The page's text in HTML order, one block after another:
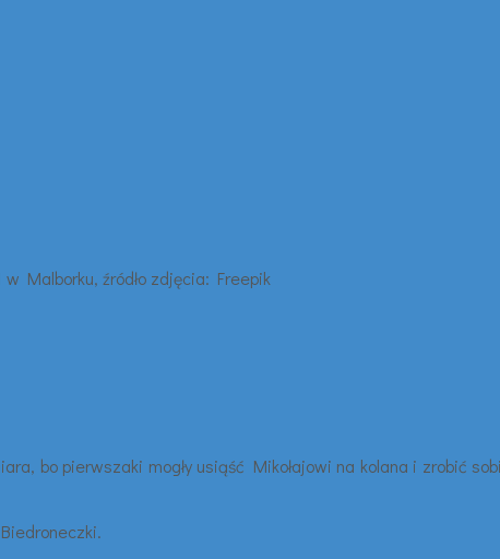
bo pierwszaki mogły usiąść Mikołajowi na kolana i zrobić